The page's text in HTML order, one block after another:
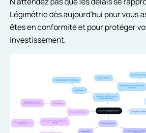
Légimétrie dès aujourd'hui pour vous
êtes en conformité et pour protéger
investissement.